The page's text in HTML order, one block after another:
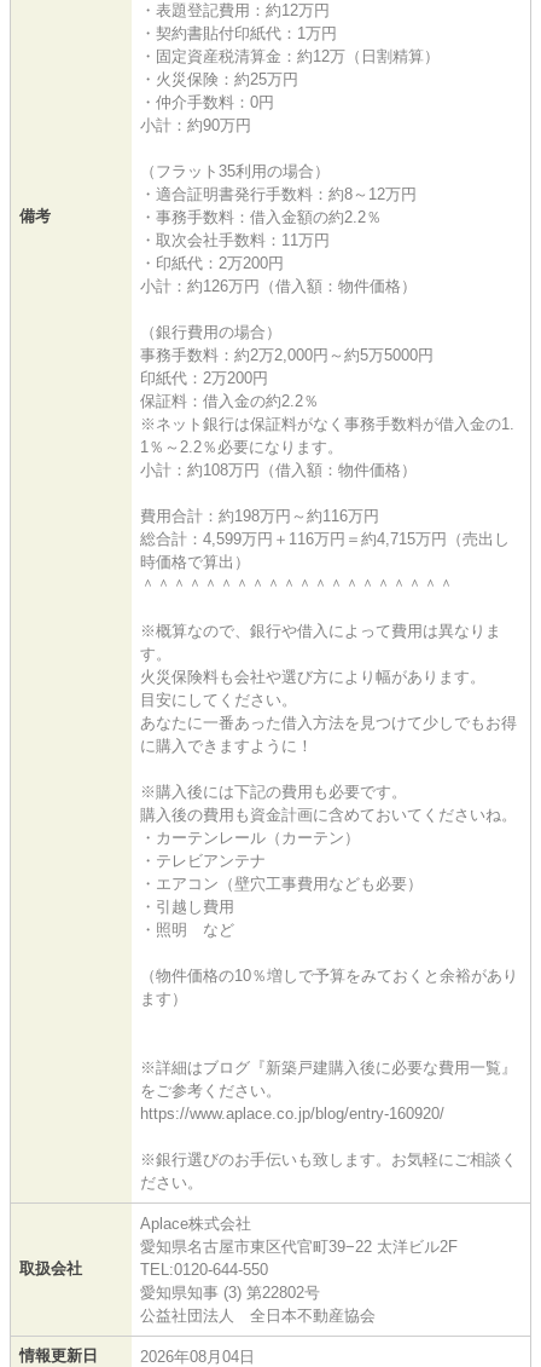
備考
・表題登記費用：約12万円
・契約書貼付印紙代：1万円
・固定資産税清算金：約12万（日割精算）
・火災保険：約25万円
・仲介手数料：0円
小計：約90万円
（フラット35利用の場合）
・適合証明書発行手数料：約8～12万円
・事務手数料：借入金額の約2.2％
・取次会社手数料：11万円
・印紙代：2万200円
小計：約126万円（借入額：物件価格）
（銀行費用の場合）
事務手数料：約2万2,000円～約5万5000円
印紙代：2万200円
保証料：借入金の約2.2％
※ネット銀行は保証料がなく事務手数料が借入金の1.
1％～2.2％必要になります。
小計：約108万円（借入額：物件価格）
費用合計：約198万円～約116万円
総合計：4,599万円＋116万円＝約4,715万円（売出し
時価格で算出）
＾＾＾＾＾＾＾＾＾＾＾＾＾＾＾＾＾＾＾＾
※概算なので、銀行や借入によって費用は異なりま
す。
火災保険料も会社や選び方により幅があります。
目安にしてください。
あなたに一番あった借入方法を見つけて少しでもお得
に購入できますように！
※購入後には下記の費用も必要です。
購入後の費用も資金計画に含めておいてくださいね。
・カーテンレール（カーテン）
・テレビアンテナ
・エアコン（壁穴工事費用なども必要）
・引越し費用
・照明 など
（物件価格の10％増しで予算をみておくと余裕があり
ます）
※詳細はブログ『新築戸建購入後に必要な費用一覧』
をご参考ください。
https://www.aplace.co.jp/blog/entry-160920/
※銀行選びのお手伝いも致します。お気軽にご相談く
ださい。
取扱会社
Aplace株式会社
愛知県名古屋市東区代官町39−22 太洋ビル2F
TEL:0120-644-550
愛知県知事 (3) 第22802号
公益社団法人 全日本不動産協会
情報更新日 2026年08月04日